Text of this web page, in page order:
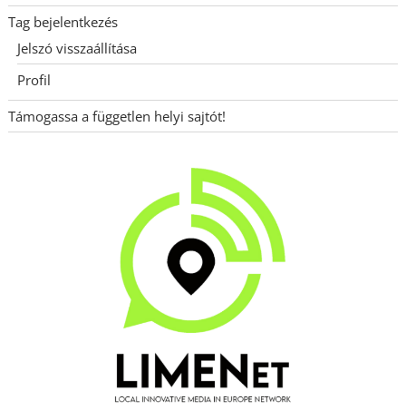
Tag bejelentkezés
Jelszó visszaállítása
Profil
Támogassa a független helyi sajtót!